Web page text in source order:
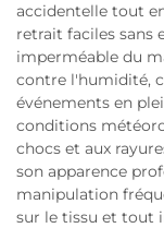
accidentelle tout
retrait faciles sans
imperméable du
contre l'humidité,
événements en
conditions
chocs et aux
son apparence
manipulation
sur le tissu et tout